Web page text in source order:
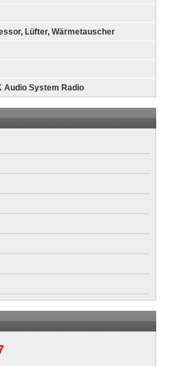
Lüfter, Wärmetauscher
Audio System Radio